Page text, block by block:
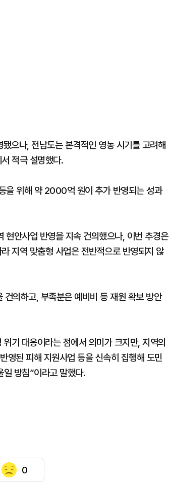
으나, 전남도는 본격적인 영농 시기를 고려해
적극 설명했다.
을 위해 약 2000억 원이 추가 반영되는 성과
현안사업 반영을 지속 건의했으나, 이번 추경은
지역 맞춤형 사업은 전반적으로 반영되지 않
의하고, 부족분은 예비비 등 재원 확보 방안
기 대응이라는 점에서 의미가 크지만, 지역의
영된 피해 지원사업 등을 신속히 집행해 도민
방침”이라고 말했다.
0